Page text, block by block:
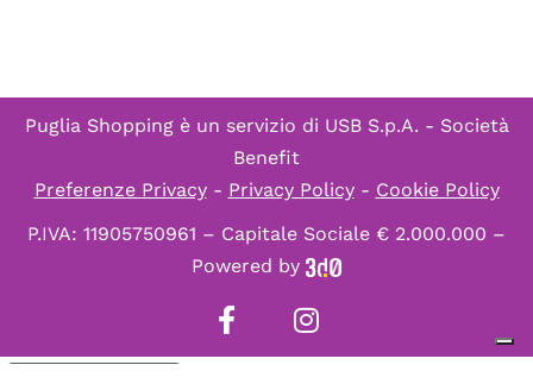
Puglia Shopping è un servizio di USB S.p.A. - Società
Benefit
Preferenze Privacy- Privacy Policy- Cookie Policy
P.IVA: 11905750961 – Capitale Sociale € 2.000.000 –
Powered by